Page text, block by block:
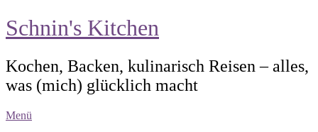
Schnin's Kitchen
Kochen, Backen, kulinarisch Reisen – alles,
was (mich) glücklich macht
Menü